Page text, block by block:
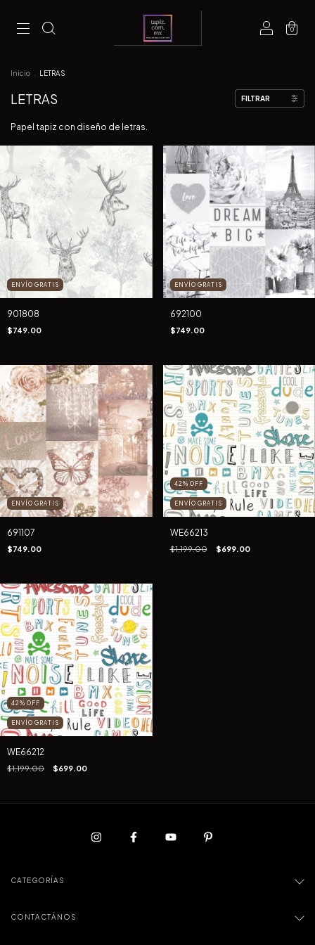
0
Inicio LETRAS
LETRAS FILTRAR
Papel tapiz con diseño de letras.
ENVÍO GRATIS
901808
$749.00
ENVÍO GRATIS
692100
$749.00
ENVÍO GRATIS
691107
$749.00
42 % OFF
ENVÍO GRATIS
WE66213
$1,199.00 $699.00
42 % OFF
ENVÍO GRATIS
WE66212
$1,199.00 $699.00
CATEGORÍAS
CONTACTÁNOS